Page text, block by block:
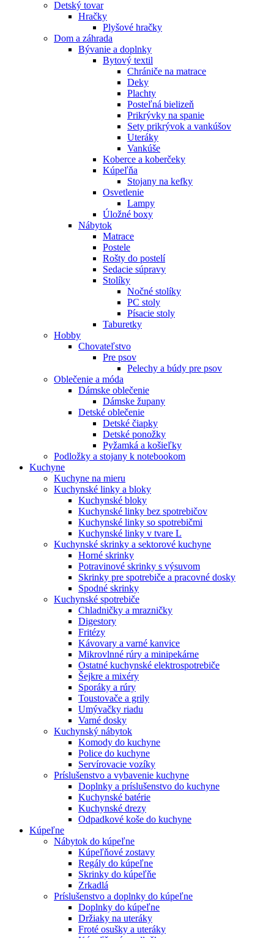
Detský tovar
Hračky
Plyšové hračky
Dom a záhrada
Bývanie a doplnky
Bytový textil
Chrániče na matrace
Deky
Plachty
Posteľná bielizeň
Prikrývky na spanie
Sety prikrývok a vankúšov
Uteráky
Vankúše
Koberce a koberčeky
Kúpeľňa
Stojany na kefky
Osvetlenie
Lampy
Úložné boxy
Nábytok
Matrace
Postele
Rošty do postelí
Sedacie súpravy
Stolíky
Nočné stolíky
PC stoly
Písacie stoly
Taburetky
Hobby
Chovateľstvo
Pre psov
Pelechy a búdy pre psov
Oblečenie a móda
Dámske oblečenie
Dámske župany
Detské oblečenie
Detské čiapky
Detské ponožky
Pyžamká a košieľky
Podložky a stojany k notebookom
Kuchyne
Kuchyne na mieru
Kuchynské linky a bloky
Kuchynské bloky
Kuchynské linky bez spotrebičov
Kuchynské linky so spotrebičmi
Kuchynské linky v tvare L
Kuchynské skrinky a sektorové kuchyne
Horné skrinky
Potravinové skrinky s výsuvom
Skrinky pre spotrebiče a pracovné dosky
Spodné skrinky
Kuchynské spotrebiče
Chladničky a mrazničky
Digestory
Fritézy
Kávovary a varné kanvice
Mikrovlnné rúry a minipekárne
Ostatné kuchynské elektrospotrebiče
Šejkre a mixéry
Sporáky a rúry
Toustovače a grily
Umývačky riadu
Varné dosky
Kuchynský nábytok
Komody do kuchyne
Police do kuchyne
Servírovacie vozíky
Príslušenstvo a vybavenie kuchyne
Doplnky a príslušenstvo do kuchyne
Kuchynské batérie
Kuchynské drezy
Odpadkové koše do kuchyne
Kúpeľne
Nábytok do kúpeľne
Kúpeľňové zostavy
Regály do kúpeľne
Skrinky do kúpeľňe
Zrkadlá
Príslušenstvo a doplnky do kúpeľne
Doplnky do kúpeľne
Držiaky na uteráky
Froté osušky a uteráky